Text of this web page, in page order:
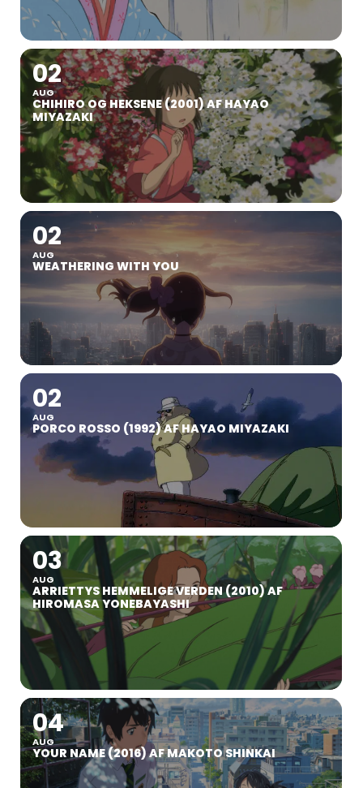
02
AUG
CHIHIRO OG HEKSENE (2001) AF HAYAO
MIYAZAKI
02
AUG
WEATHERING WITH YOU
02
AUG
PORCO ROSSO (1992) AF HAYAO MIYAZAKI
03
AUG
ARRIETTYS HEMMELIGE VERDEN (2010) AF
HIROMASA YONEBAYASHI
04
AUG
YOUR NAME (2016) AF MAKOTO SHINKAI